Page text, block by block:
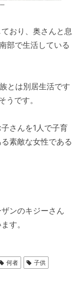
おり、奥さんと息
部で生活している
とは別居生活です
うです。
さんを1人で子育
素敵な女性である
ンのキジーさん
す。
何者
子供